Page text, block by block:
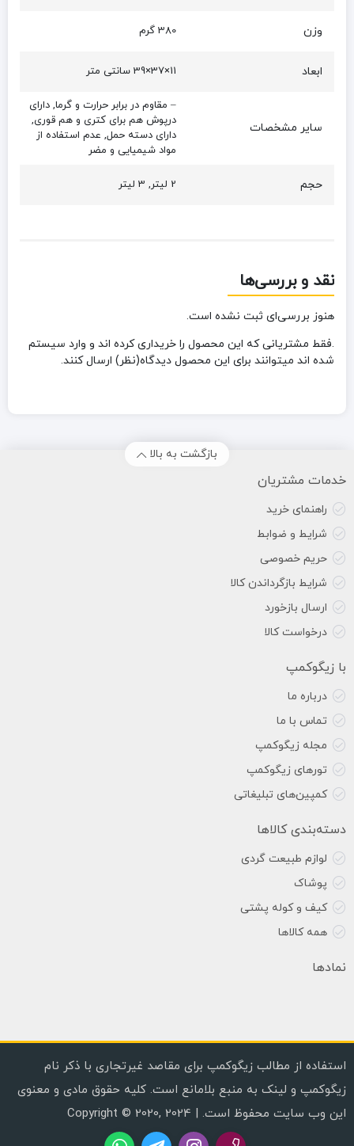
وزن 380 گرم
ابعاد 11×37×39 سانتی متر
سایر مشخصات
– مقاوم در برابر حرارت و گرما, دارای
درپوش هم برای کتری و هم قوری,
دارای دسته حمل, عدم استفاده از
مواد شیمیایی و مضر
حجم 2 لیتر, 3 لیتر
نقد و بررسی‌ها
هنوز بررسی‌ای ثبت نشده است.
.فقط مشتریانی که این محصول را خریداری کرده اند و وارد سیستم
شده اند میتوانند برای این محصول دیدگاه(نظر) ارسال کنند.
بازگشت به بالا
خدمات مشتریان
راهنمای خرید
شرایط و ضوابط
حریم خصوصی
شرایط بازگرداندن کالا
ارسال بازخورد
درخواست کالا
با زیگوکمپ
درباره ما
تماس با ما
مجله زیگوکمپ
تورهای زیگوکمپ
کمپین‌های تبلیغاتی
دسته‌بندی کالاها
لوازم طبیعت گردی
پوشاک
کیف و کوله پشتی
همه کالاها
نمادها
استفاده از مطالب زیگوکمپ برای مقاصد غیرتجاری با ذکر نام
زیگوکمپ و لینک به منبع بلامانع است. کلیه حقوق مادی و معنوی
این وب سایت محفوظ است. | Copyright © 2020, 2024